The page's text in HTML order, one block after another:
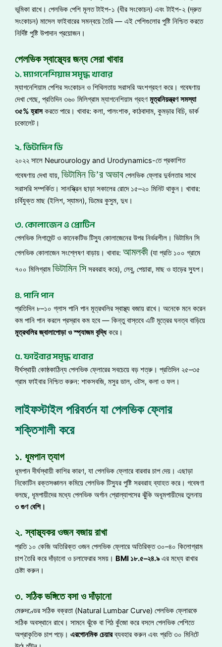
ভূমিকা রাখে। পেলভিক পেশি মূলত টাইপ-১ (ধীর সংকোচন) এবং টাইপ-২ (দ্রুত
সংকোচন) মাসেল ফাইবারের সমন্বয়ে তৈরি — এই পেশিগুলোর পুষ্টি নিশ্চিত করতে
নির্দিষ্ট পুষ্টি উপাদান প্রয়োজন।
পেলভিক স্বাস্থ্যের জন্য সেরা খাবার
১. ম্যাগনেশিয়াম সমৃদ্ধ খাবার
ম্যাগনেশিয়াম পেশির সংকোচন ও শিথিলতায় সরাসরি অংশগ্রহণ করে। গবেষণায়
দেখা গেছে, প্রতিদিন ৩৬০ মিলিগ্রাম ম্যাগনেশিয়াম গ্রহণ মূত্রনিয়ন্ত্রণ সমস্যা
৩৫%হ্রাসকরতে পারে। খাবার: কলা, পালংশাক, কাঠবাদাম, কুমড়ার বিচি, ডার্ক
চকোলেট।
২. ভিটামিন ডি
২০২২ সালে Neurourology and Urodynamics-তে প্রকাশিত
গবেষণায় দেখা যায়, ভিটামিন ডি’র অভাব পেলভিক ফ্লোর দুর্বলতার সাথে
সরাসরি সম্পর্কিত। সানস্ক্রিন ছাড়া সকালের রোদে ১৫–২০ মিনিট থাকুন। খাবার:
চর্বিযুক্ত মাছ (ইলিশ, স্যামন), ডিমের কুসুম, দুধ।
৩. কোলাজেন ও প্রোটিন
পেলভিক লিগামেন্ট ও কানেকটিভ টিস্যু কোলাজেনের উপর নির্ভরশীল। ভিটামিন সি
পেলভিক কোলাজেন সংশ্লেষণ বাড়ায়। খাবার: আমলকী (যা প্রতি ১০০ গ্রামে
৭০০ মিলিগ্রাম ভিটামিন সিসরবরাহ করে), লেবু, পেয়ারা, মাছ ও হাড়ের স্যুপ।
৪. পানি পান
প্রতিদিন ৮–১০ গ্লাস পানি পান মূত্রথলির স্বাস্থ্য বজায় রাখে। অনেকে মনে করেন
কম পানি পান করলে প্রস্রাব কম হবে — কিন্তু বাস্তবে এটি মূত্রের ঘনত্ব বাড়িয়ে
মূত্রথলির জ্বালাপোড়া ও স্প্যাজম বৃদ্ধিকরে।
৫. ফাইবার সমৃদ্ধ খাবার
দীর্ঘস্থায়ী কোষ্ঠকাঠিন্য পেলভিক ফ্লোরের সবচেয়ে বড় শত্রু। প্রতিদিন ২৫–৩৫
গ্রাম ফাইবার নিশ্চিত করুন: শাকসবজি, মসুর ডাল, ওটস, কলা ও ফল।
লাইফস্টাইল পরিবর্তন যা পেলভিক ফ্লোর
শক্তিশালী করে
১. ধূমপান ত্যাগ
ধূমপান দীর্ঘস্থায়ী কাশির কারণ, যা পেলভিক ফ্লোরে বারবার চাপ দেয়। এছাড়া
নিকোটিন রক্তসঞ্চালন কমিয়ে পেলভিক টিস্যুর পুষ্টি সরবরাহ ব্যাহত করে। গবেষণা
বলছে, ধূমপায়ীদের মধ্যে পেলভিক অর্গান প্রোল্যাপসের ঝুঁকি অধূমপায়ীদের তুলনায়
৩ গুণ বেশি।
২. স্বাস্থ্যকর ওজন বজায় রাখা
প্রতি ১০ কেজি অতিরিক্ত ওজন পেলভিক ফ্লোরে অতিরিক্ত ৩০–৪০ কিলোগ্রাম
চাপ তৈরি করে দাঁড়ানো ও চলাফেরার সময়। BMI ১৮.৫–২৪.৯এর মধ্যে রাখার
চেষ্টা করুন।
৩. সঠিক ভঙ্গিতে বসা ও দাঁড়ানো
মেরুদণ্ডের সঠিক বক্রতা (Natural Lumbar Curve) পেলভিক ফ্লোরকে
সঠিক অবস্থানে রাখে। সামনে ঝুঁকে বা পিঠ কুঁজো করে বসলে পেলভিক পেশিতে
অপ্রাকৃতিক চাপ পড়ে। এরগোনমিক চেয়ারব্যবহার করুন এবং প্রতি ৩০ মিনিটে